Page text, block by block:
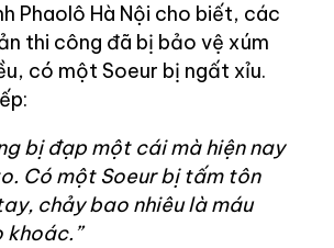
Phaolô Hà Nội cho biết, các
thi công đã bị bảo vệ xúm
có một Soeur bị ngất xỉu.
bị đạp một cái mà hiện nay
Có một Soeur bị tấm tôn
chảy bao nhiêu là máu
khoác.”